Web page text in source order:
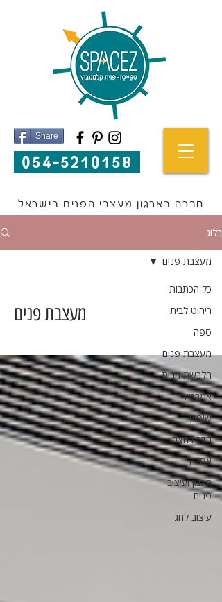
Share
חברה בארגון מעצבי הפנים בישראל
בלוג
כל הכתבות
ריהוט לבית
ספה
מעצבת פנים
הלבשת הבית
אמבטיה
שיפוץ
חדר רחצה
אסלה
תכנון ועיצוב
פנים
עיצוב לחג
מעצבת פנים
מעצבת פנים